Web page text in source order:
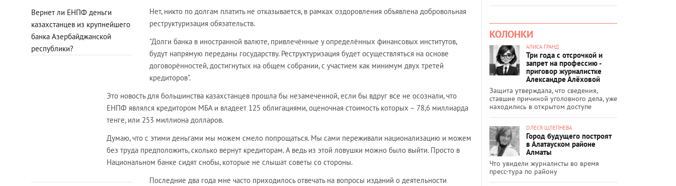
Вернет ли ЕНПФ деньги
казахстанцев из крупнейшего
банка Азербайджанской
республики?
Нет, никто по долгам платить не отказывается, в рамках оздоровления объявлена добровольная
реструктуризация обязательств.
"Долги банка в иностранной валюте, привлечённые у определённых финансовых институтов,
будут напрямую переданы государству. Реструктуризация будет осуществляться на основе
договорённостей, достигнутых на общем собрании, с участием как минимум двух третей
кредиторов".
Это новость для большинства казахстанцев прошла бы незамеченной, если бы вдруг все не осознали, что
ЕНПФ являлся кредитором МБА и владеет 125 облигациями, оценочная стоимость которых – 78,6 миллиарда
тенге, или 253 миллиона долларов.
Думаю, что с этими деньгами мы можем смело попрощаться. Мы сами переживали национализацию и можем
без труда предположить, сколько вернут кредиторам. А ведь из этой ловушки можно было выйти. Просто в
Национальном банке сидят снобы, которые не слышат советы со стороны.
Последние два года мне часто приходилось отвечать на вопросы изданий о деятельности
КОЛОНКИ
АЛИСА ГРАНД
Три года с отсрочкой и
запрет на профессию -
приговор журналистке
Александре Алёховой
Защита утверждала, что сведения,
ставшие причиной уголовного дела, уже
находились в открытом доступе
ОЛЕСЯ ШЛЕПНЕВА
Город будущего построят
в Алатауском районе
Алматы
Что увидели журналисты во время
пресс-тура по району